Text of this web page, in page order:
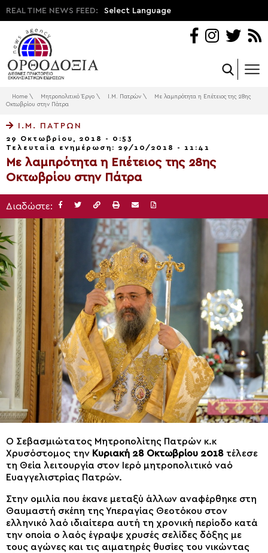
REAL TIME NEWS FEED: Select Language
Home \ Μητροπολιτικό Έργο \ Ι.Μ. Πατρών \
Με λαμπρότητα η Επέτειος της 28ης
Οκτωβρίου στην Πάτρα
Ι.Μ. ΠΑΤΡΏΝ
29 Οκτωβρίου, 2018 - 0:53
Τελευταία ενημέρωση: 29/10/2018 - 11:41
Με λαμπρότητα η Επέτειος της 28ης
Οκτωβρίου στην Πάτρα
Διαδώστε:
Ο Σεβασμιώτατος Μητροπολίτης Πατρών κ.κ
Χρυσόστομος την Κυριακή 28 Οκτωβρίου 2018 τέλεσε
τη Θεία λειτουργία στον Ιερό μητροπολιτικό ναό
Ευαγγελιστρίας Πατρών.
Στην ομιλία που έκανε μεταξύ άλλων αναφέρθηκε στη
Θαυμαστή σκέπη της Υπεραγίας Θεοτόκου στον
ελληνικό λαό ιδιαίτερα αυτή τη χρονική περίοδο κατά
την οποία ο λαός έγραψε χρυσές σελίδες δόξης με
τους αγώνες και τις αιματηρές θυσίες του νικώντας